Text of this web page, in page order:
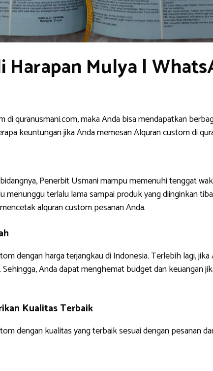
Mulya |
quranusmani.com, maka Anda bisa mendapatkan
keuntungan jika Anda memesan Alquran custom di
Penerbit Usmani mampu memenuhi tenggat
menunggu terlalu lama sampai produk yang diinginkan
alquran custom pesanan Anda.
dengan harga terjangkau di Indonesia. Terlebih lagi,
Anda dapat menghemat budget dan keuangan
Kualitas Terbaik
dengan kualitas yang terbaik sesuai dengan pesanan